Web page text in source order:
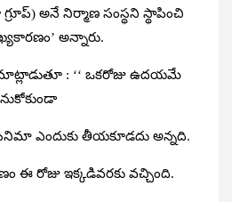
అనే నిర్మాణ సంస్థని స్థాపించి
అన్నారు.
: ‘‘ ఒకరోజు ఉదయమే
ఎందుకు తీయకూడదు అన్నది.
రోజు ఇక్కడివరకు వచ్చింది.